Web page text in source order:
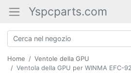
Yspcparts.com
Home
Ventole della GPU
Ventola della GPU per WINMA EFC-